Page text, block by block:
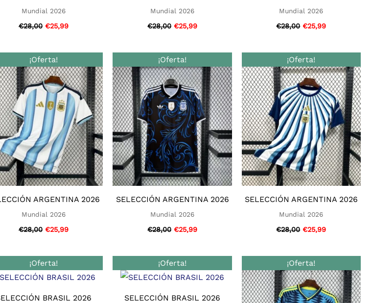
Mundial 2026
€28,00 €25,99
Mundial 2026
€28,00 €25,99
Mundial 2026
€28,00 €25,99
¡Oferta!
ARGENTINA 2026
Mundial 2026
€28,00
El
precio
original
era:
€28,00.
€25,99
precio
actual
es:
€25,99.
¡Oferta!
SELECCIÓN ARGENTINA 2026
Mundial 2026
€28,00
El
precio
original
era:
€28,00.
€25,99
precio
actual
es:
€25,99.
¡Oferta!
SELECCIÓN ARGENTINA 2026
Mundial 2026
€28,00
El
precio
original
era:
€28,00.
€25,99
precio
actual
es:
€25,99.
¡Oferta!
BRASIL 2026
El
precio
original
€28,00.
precio
actual
€25,99.
¡Oferta!
SELECCIÓN BRASIL 2026
El
precio
original
€28,00.
precio
actual
€25,99.
¡Oferta!
El
precio
original
era:
€28,00.
precio
actual
es:
€25,99.